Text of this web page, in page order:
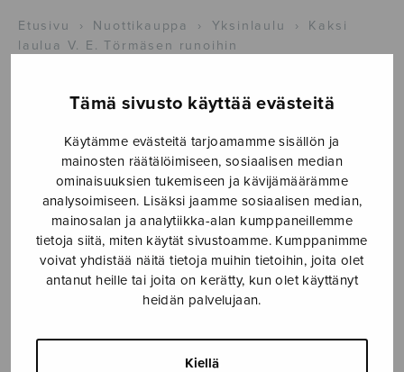
Tämä sivusto käyttää evästeitä
Käytämme evästeitä tarjoamamme sisällön ja
mainosten räätälöimiseen, sosiaalisen median
ominaisuuksien tukemiseen ja kävijämäärämme
analysoimiseen. Lisäksi jaamme sosiaalisen median,
mainosalan ja analytiikka-alan kumppaneillemme
tietoja siitä, miten käytät sivustoamme. Kumppanimme
voivat yhdistää näitä tietoja muihin tietoihin, joita olet
antanut heille tai joita on kerätty, kun olet käyttänyt
heidän palvelujaan.
Kiellä
Etusivu › Nuottikauppa › Yksinlaulu ›
Kaksi
laulua V. E. Törmäsen runoihin
Kaksi laulua V. E.
Törmäsen